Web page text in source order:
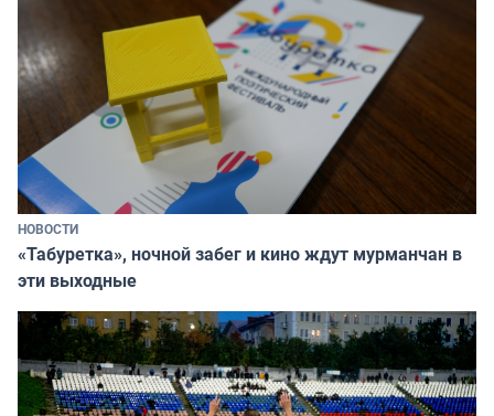
НОВОСТИ
«Табуретка», ночной забег и кино ждут мурманчан в
эти выходные